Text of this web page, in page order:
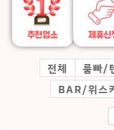
전체 룸빠/
BAR/위스